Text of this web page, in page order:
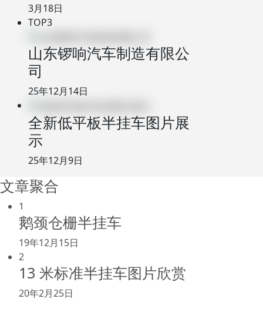
3月18日
TOP3
山东锣响汽车制造有限公
司
25年12月14日
全新低平板半挂车图片展
示
25年12月9日
文章聚合
1
鹅颈仓栅半挂车
19年12月15日
2
13 米标准半挂车图片欣赏
20年2月25日